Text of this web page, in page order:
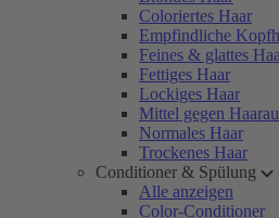
Coloriertes Haar
Empfindliche
Feines & glattes
Fettiges Haar
Lockiges Haar
Mittel gegen
Normales Haar
Trockenes Haar
Conditioner & Spülung
Alle anzeigen
Color-Conditioner